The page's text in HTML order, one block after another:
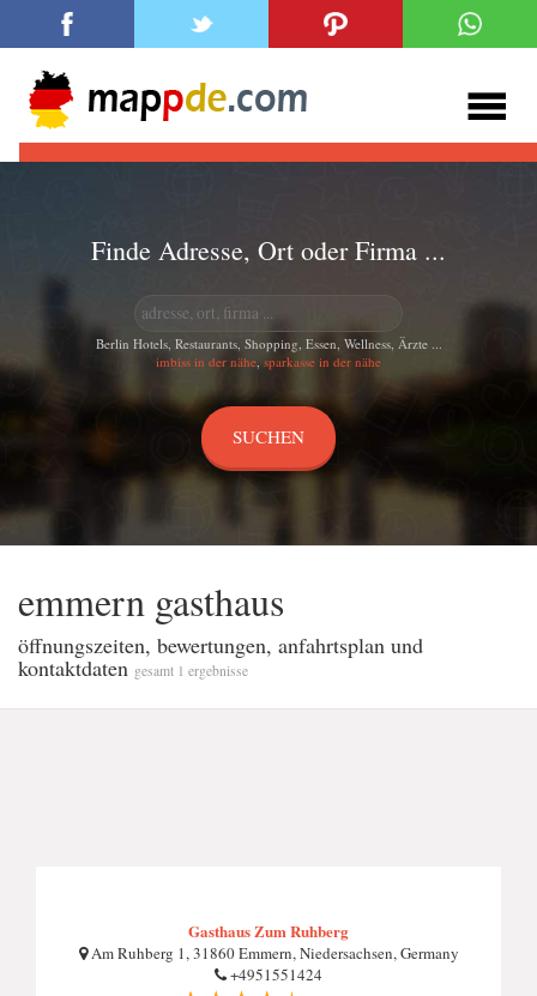
Finde Adresse, Ort oder Firma ...
Berlin Hotels, Restaurants, Shopping, Essen, Wellness, Ärzte ...
imbiss in der nähe, sparkasse in der nähe
emmern gasthaus
öffnungszeiten, bewertungen, anfahrtsplan und
kontaktdaten gesamt 1 ergebnisse
Gasthaus Zum Ruhberg
Am Ruhberg 1, 31860 Emmern, Niedersachsen, Germany
+4951551424